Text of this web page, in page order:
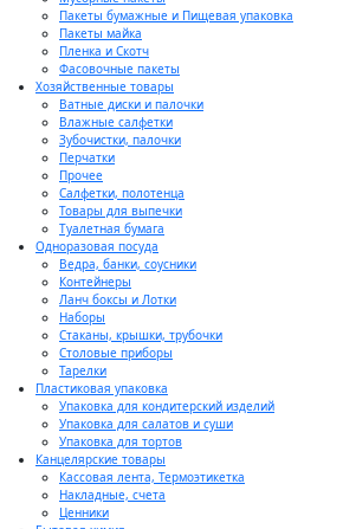
Пакеты бумажные и Пищевая упаковка
Пакеты майка
Пленка и Скотч
Фасовочные пакеты
Хозяйственные товары
Ватные диски и палочки
Влажные салфетки
Зубочистки, палочки
Перчатки
Прочее
Салфетки, полотенца
Товары для выпечки
Туалетная бумага
Одноразовая посуда
Ведра, банки, соусники
Контейнеры
Ланч боксы и Лотки
Наборы
Стаканы, крышки, трубочки
Столовые приборы
Тарелки
Пластиковая упаковка
Упаковка для кондитерский изделий
Упаковка для салатов и суши
Упаковка для тортов
Канцелярские товары
Кассовая лента, Термоэтикетка
Накладные, счета
Ценники